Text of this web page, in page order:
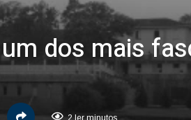
dos mais
2 ler minutos